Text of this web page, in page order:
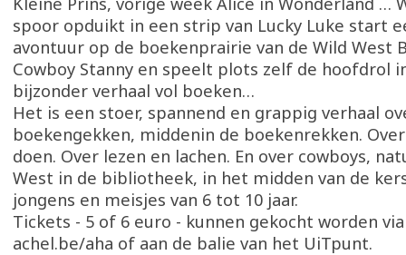
spoor opduikt in een strip van Lucky Luke start
avontuur op de boekenprairie van de Wild West
Cowboy Stanny en speelt plots zelf de hoofdrol
bijzonder verhaal vol boeken…
Het is een stoer, spannend en grappig verhaal
boekengekken, middenin de boekenrekken.
doen. Over lezen en lachen. En over cowboys,
West in de bibliotheek, in het midden van de
jongens en meisjes van 6 tot 10 jaar.
Tickets - 5 of 6 euro - kunnen gekocht worden
achel.be/aha of aan de balie van het UiTpunt.